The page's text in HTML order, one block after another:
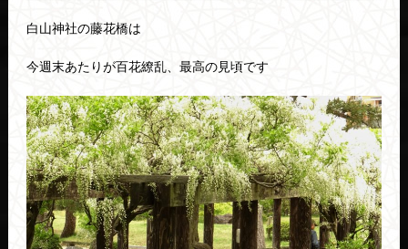
白山神社の藤花橋は
今週末あたりが百花繚乱、最高の見頃です